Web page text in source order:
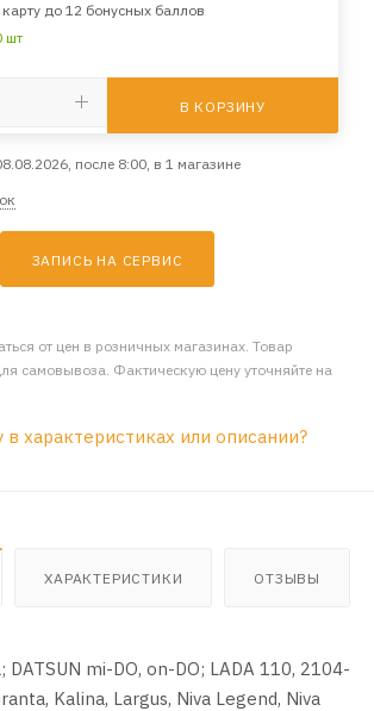
до 12 бонусных баллов
шт
В КОРЗИНУ
после 8:00, в 1 магазине
ЗАПИСЬ НА СЕРВИС
от цен в розничных магазинах. Товар
самовывоза. Фактическую цену уточняйте на
характеристиках или описании?
ХАРАКТЕРИСТИКИ ОТЗЫВЫ
DATSUN mi-DO, on-DO; LADA 110, 2104-
Kalina, Largus, Niva Legend, Niva